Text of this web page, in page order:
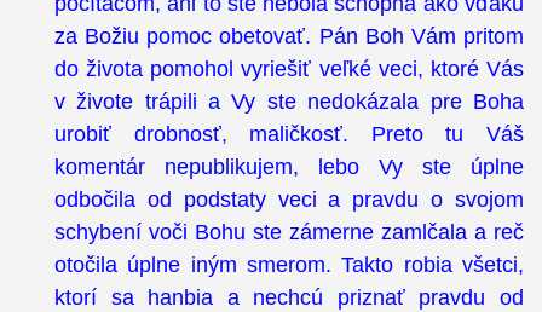
za Božiu pomoc obetovať. Pán Boh Vám pritom
do života pomohol vyriešiť veľké veci, ktoré Vás
v živote trápili a Vy ste nedokázala pre Boha
urobiť drobnosť, maličkosť. Preto tu Váš
komentár nepublikujem, lebo Vy ste úplne
odbočila od podstaty veci a pravdu o svojom
schybení voči Bohu ste zámerne zamlčala a reč
otočila úplne iným smerom. Takto robia všetci,
ktorí sa hanbia a nechcú priznať pravdu od